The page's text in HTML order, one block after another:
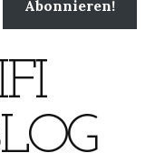
Abonnieren!